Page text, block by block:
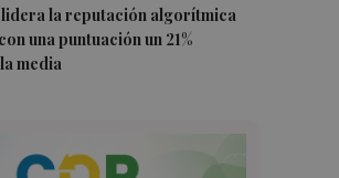
la reputación algorítmica
una puntuación un 21%
media